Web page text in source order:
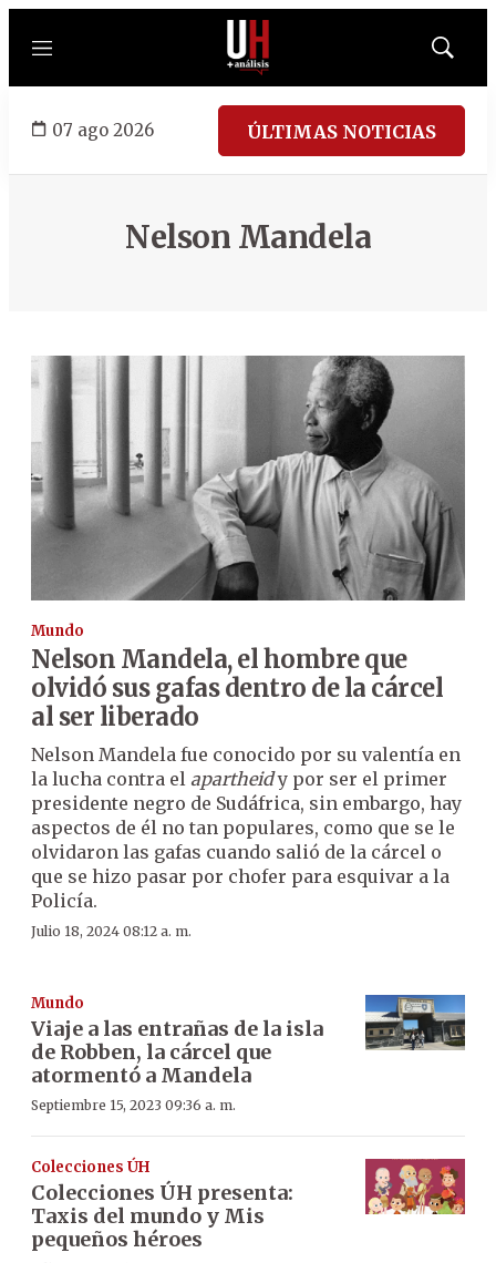
Menú
Mostrar
07 ago 2026 ÚLTIMAS NOTICIAS
Nelson Mandela
Mundo
Nelson Mandela, el hombre que
olvidó sus gafas dentro de la cárcel
al ser liberado
Nelson Mandela fue conocido por su valentía en
la lucha contra el apartheidy por ser el primer
presidente negro de Sudáfrica, sin embargo, hay
aspectos de él no tan populares, como que se le
olvidaron las gafas cuando salió de la cárcel o
que se hizo pasar por chofer para esquivar a la
Policía.
Julio 18, 2024 08:12 a. m.
Mundo
Viaje a las entrañas de la isla
de Robben, la cárcel que
atormentó a Mandela
Septiembre 15, 2023 09:36 a. m.
Colecciones ÚH
Colecciones ÚH presenta:
Taxis del mundo y Mis
pequeños héroes